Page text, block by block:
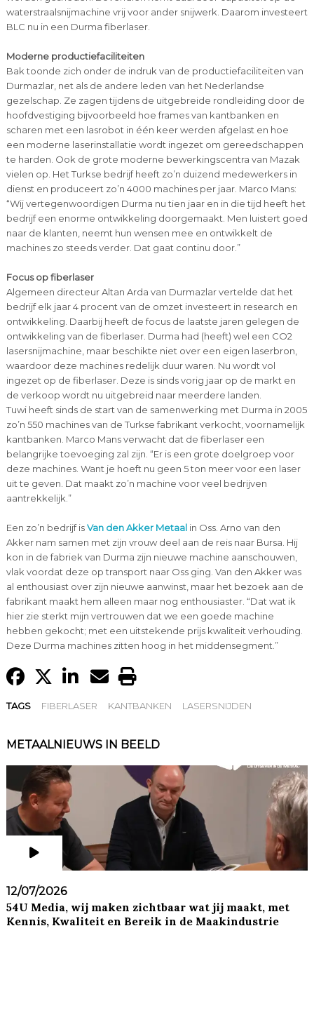
waterstraalsnijmachine vrij voor ander snijwerk. Daarom investeert
BLC nu in een Durma fiberlaser.
Moderne productiefaciliteiten
Bak toonde zich onder de indruk van de productiefaciliteiten van
Durmazlar, net als de andere leden van het Nederlandse
gezelschap. Ze zagen tijdens de uitgebreide rondleiding door de
hoofdvestiging bijvoorbeeld hoe frames van kantbanken en
scharen met een lasrobot in één keer werden afgelast en hoe
een moderne laserinstallatie wordt ingezet om gereedschappen
te harden. Ook de grote moderne bewerkingscentra van Mazak
vielen op. Het Turkse bedrijf heeft zo’n duizend medewerkers in
dienst en produceert zo’n 4000 machines per jaar. Marco Mans:
“Wij vertegenwoordigen Durma nu tien jaar en in die tijd heeft het
bedrijf een enorme ontwikkeling doorgemaakt. Men luistert goed
naar de klanten, neemt hun wensen mee en ontwikkelt de
machines zo steeds verder. Dat gaat continu door.”
Focus op fiberlaser
Algemeen directeur Altan Arda van Durmazlar vertelde dat het
bedrijf elk jaar 4 procent van de omzet investeert in research en
ontwikkeling. Daarbij heeft de focus de laatste jaren gelegen de
ontwikkeling van de fiberlaser. Durma had (heeft) wel een CO2
lasersnijmachine, maar beschikte niet over een eigen laserbron,
waardoor deze machines redelijk duur waren. Nu wordt vol
ingezet op de fiberlaser. Deze is sinds vorig jaar op de markt en
de verkoop wordt nu uitgebreid naar meerdere landen.
Tuwi heeft sinds de start van de samenwerking met Durma in 2005
zo’n 550 machines van de Turkse fabrikant verkocht, voornamelijk
kantbanken. Marco Mans verwacht dat de fiberlaser een
belangrijke toevoeging zal zijn. “Er is een grote doelgroep voor
deze machines. Want je hoeft nu geen 5 ton meer voor een laser
uit te geven. Dat maakt zo’n machine voor veel bedrijven
aantrekkelijk.”
Een zo’n bedrijf isVan den Akker Metaal in Oss. Arno van den
Akker nam samen met zijn vrouw deel aan de reis naar Bursa. Hij
kon in de fabriek van Durma zijn nieuwe machine aanschouwen,
vlak voordat deze op transport naar Oss ging. Van den Akker was
al enthousiast over zijn nieuwe aanwinst, maar het bezoek aan de
fabrikant maakt hem alleen maar nog enthousiaster. “Dat wat ik
hier zie sterkt mijn vertrouwen dat we een goede machine
hebben gekocht; met een uitstekende prijs kwaliteit verhouding.
Deze Durma machines zitten hoog in het middensegment.”
TAGS FIBERLASER KANTBANKEN LASERSNIJDEN
METAALNIEUWS IN BEELD
12/07/2026
54U Media, wij maken zichtbaar wat jij maakt, met
Kennis, Kwaliteit en Bereik in de Maakindustrie